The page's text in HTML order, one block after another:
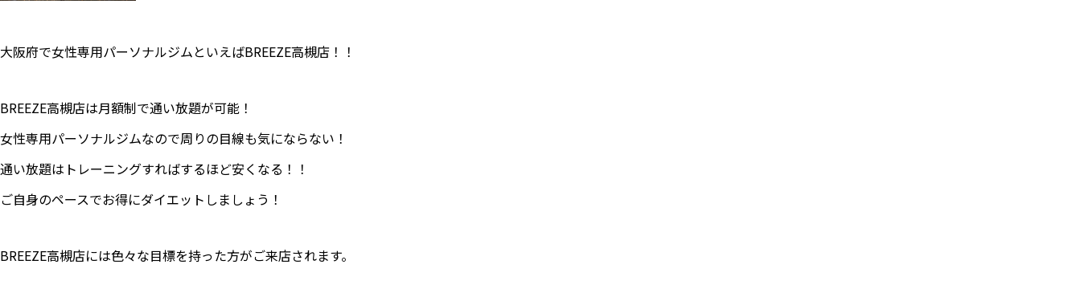
大阪府で女性専用パーソナルジムといえばBREEZE高槻店！！
BREEZE高槻店は月額制で通い放題が可能！
女性専用パーソナルジムなので周りの目線も気にならない！
通い放題はトレーニングすればするほど安くなる！！
ご自身のペースでお得にダイエットしましょう！
BREEZE高槻店には色々な目標を持った方がご来店されます。